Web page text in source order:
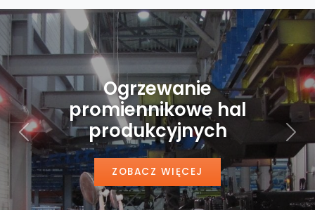
Ogrzewanie
promiennikowe hal
produkcyjnych
ZOBACZ WIĘCEJ
Poprzedni